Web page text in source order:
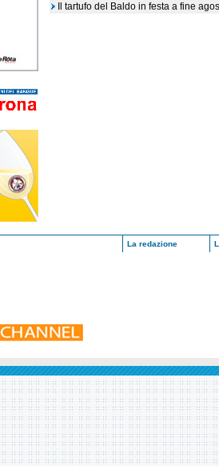
Il tartufo del Baldo in festa a fine
La redazione